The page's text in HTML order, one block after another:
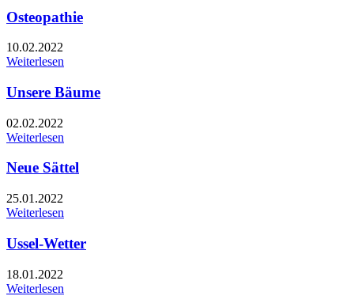
Osteopathie
10.02.2022
Weiterlesen
Unsere Bäume
02.02.2022
Weiterlesen
Neue Sättel
25.01.2022
Weiterlesen
Ussel-Wetter
18.01.2022
Weiterlesen